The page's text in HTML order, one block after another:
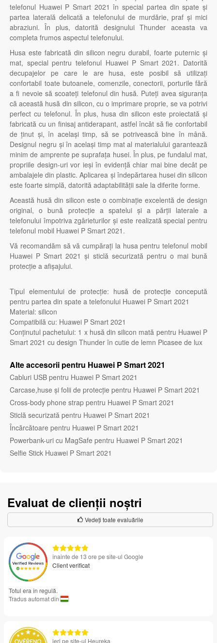
telefonul Huawei P Smart 2021 în special partea din spate și
partea laterală delicată a telefonului de murdărie, praf și mici
abraziuni. În plus, datorită designului Thunder aceasta va
completa frumos aspectul telefonului.
Husa este fabricată din silicon negru durabil, foarte puternic și
mat, special pentru telefonul Huawei P Smart 2021. Datorită
decupajelor pe care le are husa, este posibil să utilizați
confortabil toate butoanele, comenzile, conectorii, porturile fără
a fi nevoie să scoateți telefonul din husă. Puteți avea siguranța
că această husă din silicon, cu o imprimare proprie, se va potrivi
perfect cu telefonul. În plus, husa din silicon este proiectată și
fabricată cu un finisaj antiderapant, astfel încât să fie confortabil
de ținut și, în același timp, să se potrivească bine în mână.
Designul negru și în același timp mat al materialului garantează
minim de amprente pe suprafața husei. În plus, pe fundalul mat,
propriile design-uri vor ieși în evidență chiar mai bine decât pe
ambalajele din plastic. Aplicarea și îndepărtarea husei din silicon
este foarte simplă, datorită adaptabilității sale la diferite forme.
Această husă din silicon este o combinație excelentă de design
original, o bună protecție a spatelui și a părții laterale a
telefonului împotriva zgârieturilor și este realizată special pentru
telefonul mobil Huawei P Smart 2021.
Vă recomandăm să vă cumpărați la husa pentru telefonul mobil
Huawei P Smart 2021 și sticlă securizată pentru o mai bună
protecție a afișajului.
Tipul elementului de protecție: husă de protecție concepută
pentru partea din spate a telefonului Huawei P Smart 2021
Material: silicon
Compatibilă cu: Huawei P Smart 2021
Conținutul pachetului: 1 x husă din silicon mată pentru Huawei P
Smart 2021 cu design Thunder în cutie de lemn Picasee de lux
Alte accesorii pentru Huawei P Smart 2021
Cabluri USB pentru Huawei P Smart 2021
Carcase,huse și folii de protecție pentru Huawei P Smart 2021
Cross-body phone strap pentru Huawei P Smart 2021
Sticlă securizată pentru Huawei P Smart 2021
Încărcătoare pentru Huawei P Smart 2021
Powerbank-uri cu MagSafe pentru Huawei P Smart 2021
Selfie Stick Huawei P Smart 2021
Evaluat de clienții noștri
Vedeți toate evaluările
înainte de 13 ore pe site-ul Google
Client verificat
Totul era în regulă.
Tradus automat din
ieri pe site-ul Heureka